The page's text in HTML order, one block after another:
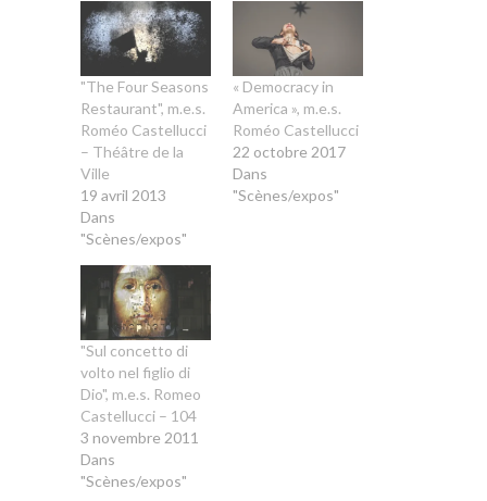
"The Four Seasons
Restaurant", m.e.s.
Roméo Castellucci
– Théâtre de la
Ville
19 avril 2013
Dans
"Scènes/expos"
« Democracy in
America », m.e.s.
Roméo Castellucci
22 octobre 2017
Dans
"Scènes/expos"
"Sul concetto di
volto nel figlio di
Dio", m.e.s. Romeo
Castellucci – 104
3 novembre 2011
Dans
"Scènes/expos"